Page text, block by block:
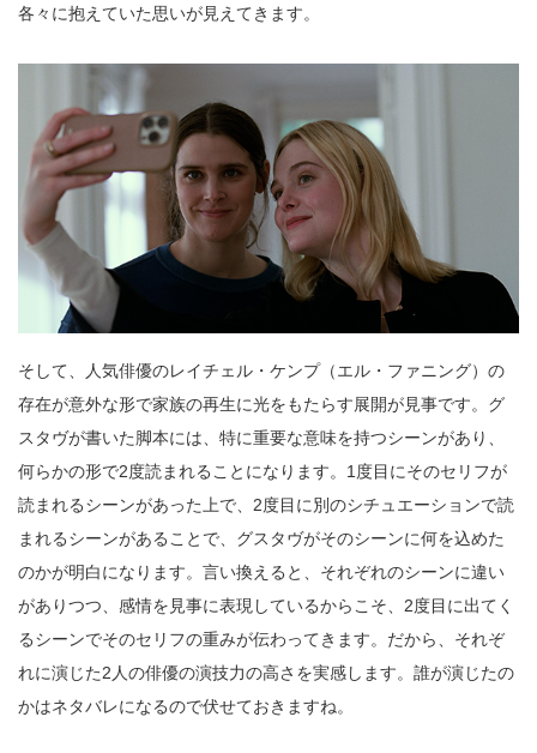
各々に抱えていた思いが見えてきます。
そして、人気俳優のレイチェル・ケンプ（エル・ファニング）の
存在が意外な形で家族の再生に光をもたらす展開が見事です。グ
スタヴが書いた脚本には、特に重要な意味を持つシーンがあり、
何らかの形で2度読まれることになります。1度目にそのセリフが
読まれるシーンがあった上で、2度目に別のシチュエーションで読
まれるシーンがあることで、グスタヴがそのシーンに何を込めた
のかが明白になります。言い換えると、それぞれのシーンに違い
がありつつ、感情を見事に表現しているからこそ、2度目に出てく
るシーンでそのセリフの重みが伝わってきます。だから、それぞ
れに演じた2人の俳優の演技力の高さを実感します。誰が演じたの
かはネタバレになるので伏せておきますね。